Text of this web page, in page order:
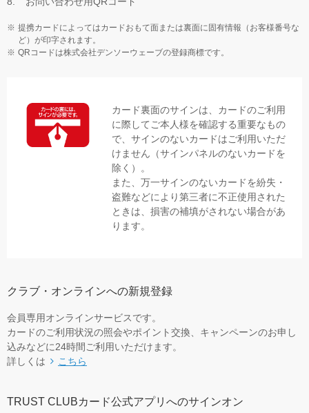
提携カードによってはカードおもて面または裏面に固有情報（お客様番号な
ど）が印字されます。
QRコードは株式会社デンソーウェーブの登録商標です。
カード裏面のサインは、カードのご利用
に際してご本人様を確認する重要なもの
で、サインのないカードはご利用いただ
けません（サインパネルのないカードを
除く）。
また、万一サインのないカードを紛失・
盗難などにより第三者に不正使用された
ときは、損害の補填がされない場合があ
ります。
クラブ・オンラインへの新規登録
会員専用オンラインサービスです。
カードのご利⽤状況の照会やポイント交換、キャンペーンのお申し
込みなどに24時間ご利用いただけます。
詳しくは
こちら
TRUST CLUBカード公式アプリへのサインオン